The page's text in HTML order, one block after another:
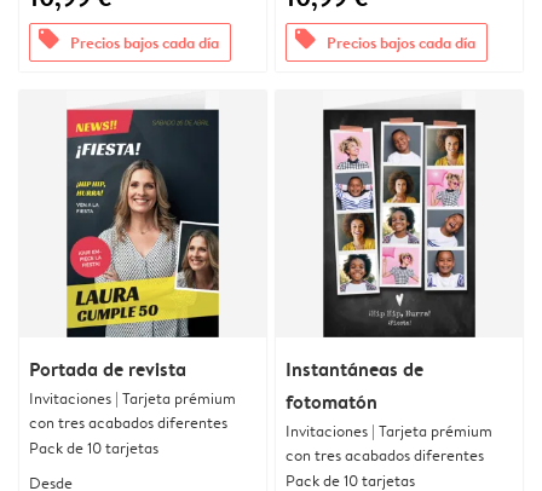
offers Precios bajos cada día offers Precios bajos cada día
Portada de revista
Invitaciones | Tarjeta prémium
con tres acabados diferentes
Pack de 10 tarjetas
Desde
Instantáneas de
fotomatón
Invitaciones | Tarjeta prémium
con tres acabados diferentes
Pack de 10 tarjetas